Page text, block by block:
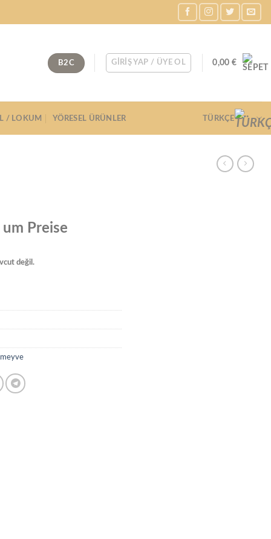
B2C GIRIŞ YAP / ÜYE OL 0,00 €
/ LOKUM YÖRESEL ÜRÜNLER TÜRKÇE
Preise
değil.